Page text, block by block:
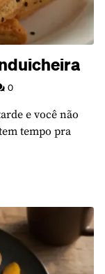
0
e você não
tempo pra